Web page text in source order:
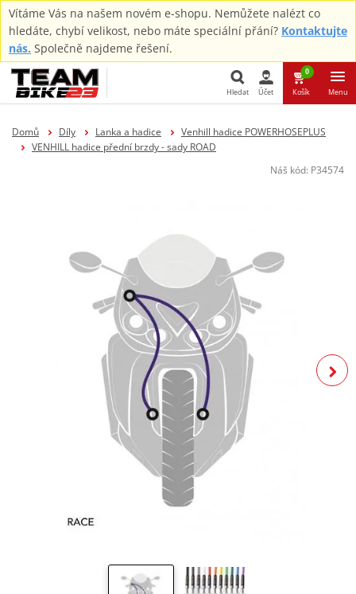
Vítáme Vás na našem novém e-shopu. Nemůžete nalézt co
hledáte, chybí velikost, nebo máte speciální přání? Kontaktujte
nás. Společně najdeme řešení.
Hledat
Hledat Účet
0
Košík Menu
Domů Díly Lanka a hadice
Venhill hadice POWERHOSEPLUS
VENHILL hadice přední brzdy - sady ROAD
Náš kód: P34574